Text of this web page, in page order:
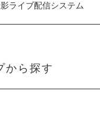
ライブ配信システム
から探す